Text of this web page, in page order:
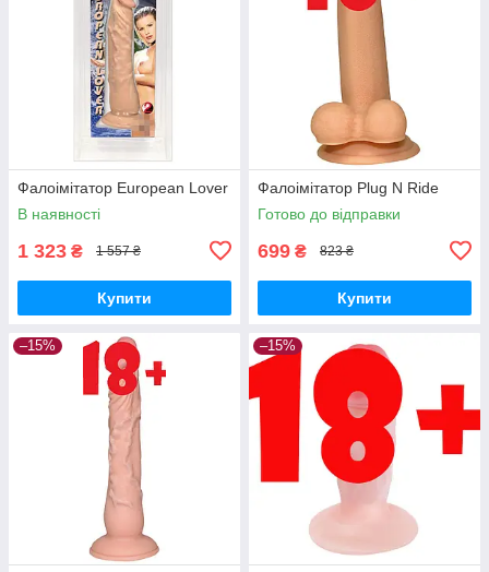
Фалоімітатор European Lover
В наявності
1 323 ₴ 1 557 ₴
Купити
Фалоімітатор Plug N Ride
Готово до відправки
699 ₴ 823 ₴
Купити
–15% –15%